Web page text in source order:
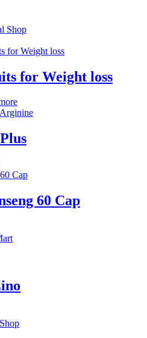
Shop
for Weight loss
.
60 Cap